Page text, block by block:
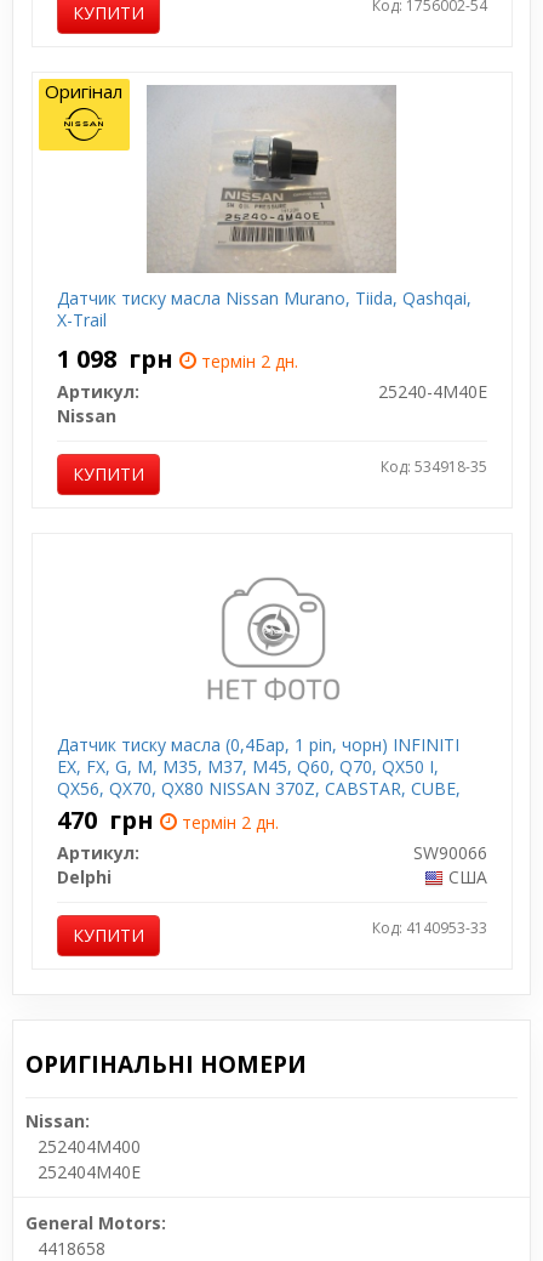
КУПИТИ Код: 1756002-54
Датчик тиску масла Nissan Murano, Tiida, Qashqai,
X-Trail
1 098 грн
термін 2 дн.
Артикул:
25240-4M40E
Nissan
КУПИТИ Код: 534918-35
Оригінал
Датчик тиску масла (0,4Бар, 1 pin, чорн) INFINITI
EX, FX, G, M, M35, M37, M45, Q60, Q70, QX50 I,
QX56, QX70, QX80 NISSAN 370Z, CABSTAR, CUBE,
INTERSTAR, JUKE, MICRA IV, MURANO II 1.2-5.6
03.00-
470 грн
термін 2 дн.
Артикул:
SW90066
Delphi
США
КУПИТИ Код: 4140953-33
ОРИГІНАЛЬНІ НОМЕРИ
Nissan:
252404M400
252404M40E
General Motors:
4418658